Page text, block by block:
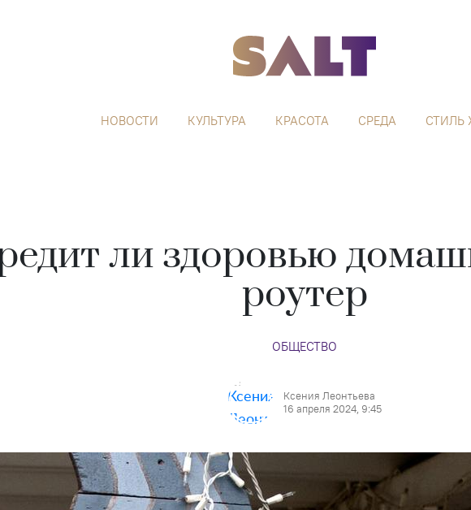
НОВОСТИ КУЛЬТУРА КРАСОТА СРЕДА СТИЛЬ
ли здоровью
роутер
ОБЩЕСТВО
Ксения Леонтьева
16 апреля 2024, 9:45